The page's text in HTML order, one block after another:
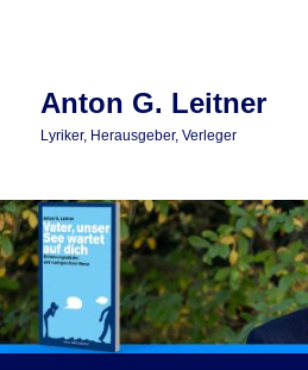
Anton G. Leitner
Lyriker, Herausgeber, Verleger